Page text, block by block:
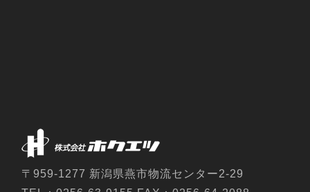
〒959-1277 新潟県燕市物流センター2-29